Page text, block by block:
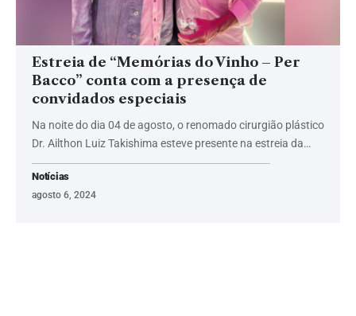
Estreia de “Memórias do Vinho – Per
Bacco” conta com a presença de
convidados especiais
Na noite do dia 04 de agosto, o renomado cirurgião plástico
Dr. Ailthon Luiz Takishima esteve presente na estreia da…
Notícias
agosto 6, 2024